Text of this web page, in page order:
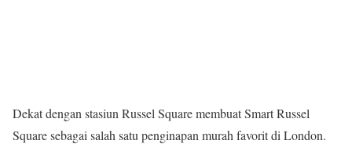
Dekat dengan stasiun Russel Square membuat Smart Russel
Square sebagai salah satu penginapan murah favorit di London.